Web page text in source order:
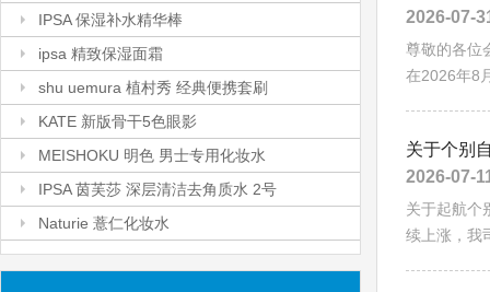
现有VISEE蕾丝四色眼影PK3优惠热
卖。无论贵妇还是开架都挂起了这阵
微醺的酒红色系...
IPSA 流金岁月水
现有 IPSA 流金岁月水200ml优惠热
卖。IPSA流金岁月水令肌肤柔软，水
润的化妆水。...
IPSA 保湿补水精华棒
IPSA 保湿补水精华棒
现有 补妆神器: IPSA 保湿补水精华棒
妆容一秒服帖。IPSA的保湿精华能量
棒。神...
ipsa 精致保湿面霜
ipsa 精致保湿面霜
现有 ipsa 精致保湿面霜50g优惠热
卖。ipsa的流金水一直是大家所熟知
的，他家的三...
shu uemura 植村秀 经典便携套刷
shu uemura 植村秀 经典便携套刷
现有 shu uemura 植村秀经典便携套
刷优惠热卖。植村秀经典便携套刷4件
套，该套...
KATE 新版骨干5色眼影
KATE 新版骨干5色眼影
现有 KATE 新版骨干5色眼影 BR-3 3g
优惠热卖。Kate的彩妆一直受到大家
的喜爱...
MEISHOKU 明色 男士专用化妆水
MEISHOKU 明色 男士专用化妆水
现有 MEISHOKU 明色男士专用化妆
水90ml 。MEISHOKU 明色男士专用
化妆水，适用...
IPSA 茵芙莎 深层清洁去角质水 2号
IPSA 茵芙莎 深层清洁去角质水 2号
号。IPSA 茵芙莎深层清洁去角质水2
Naturie 薏仁化妆水
Naturie 薏仁化妆水
2026-07-
尊敬的各位
在2026年8
关于个别
2026-07-
关于起航个
续上涨，我